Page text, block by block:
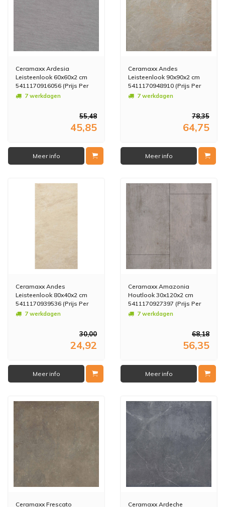
Ceramaxx Ardesia
Leisteenlook 60x60x2 cm
5411170916056 (Prijs Per
M2)7 werkdagen
55,48
45,85
Meer info
Ceramaxx Andes
Leisteenlook 90x90x2 cm
5411170948910 (Prijs Per
M2)7 werkdagen
78,35
64,75
Meer info
Ceramaxx Andes
Leisteenlook 80x40x2 cm
5411170939536 (Prijs Per
M2)7 werkdagen
30,00
24,92
Meer info
Ceramaxx Amazonia
Houtlook 30x120x2 cm
5411170927397 (Prijs Per
M2)7 werkdagen
68,18
56,35
Meer info
Ceramaxx Frescato
Ceramaxx Ardeche